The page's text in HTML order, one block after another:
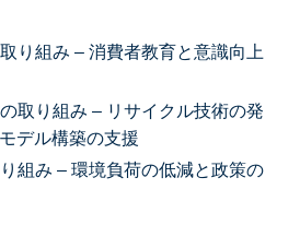
り組み – 消費者教育と意識向上
取り組み – リサイクル技術の発
デル構築の支援
組み – 環境負荷の低減と政策の